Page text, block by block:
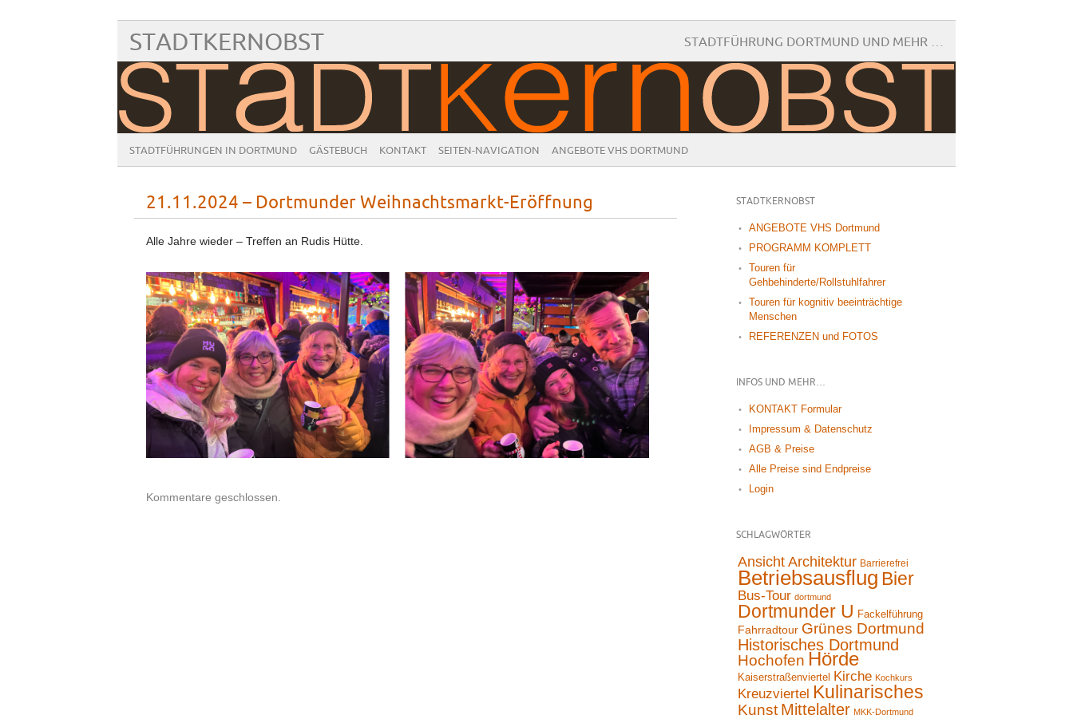
STADTKERNOBST STADTFÜHRUNG DORTMUND UND MEHR …
STADTFÜHRUNGEN IN DORTMUND GÄSTEBUCH KONTAKT SEITEN-NAVIGATION ANGEBOTE VHS DORTMUND
21.11.2024 – Dortmunder Weihnachtsmarkt-Eröffnung
Alle Jahre wieder – Treffen an Rudis Hütte.
Kommentare geschlossen.
STADTKERNOBST
ANGEBOTE VHS Dortmund
PROGRAMM KOMPLETT
Touren für
Gehbehinderte/Rollstuhlfahrer
Touren für kognitiv beeinträchtige
Menschen
REFERENZEN und FOTOS
INFOS UND MEHR…
KONTAKT Formular
Impressum & Datenschutz
AGB & Preise
Alle Preise sind Endpreise
Login
SCHLAGWÖRTER
Ansicht Architektur Barrierefrei
Betriebsausflug Bier
Bus-Tour dortmund
Dortmunder U Fackelführung
Fahrradtour Grünes Dortmund
Historisches Dortmund
Hochofen Hörde
Kaiserstraßenviertel Kirche Kochkurs
Kreuzviertel Kulinarisches
Kunst Mittelalter MKK-Dortmund